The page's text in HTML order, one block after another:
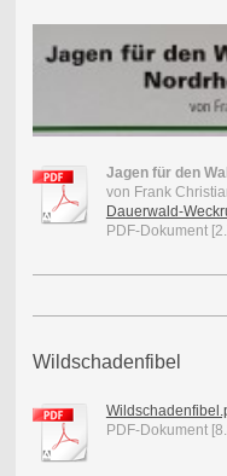
Jagen für den
von Frank
Dauerwald-
PDF-Dokument
Wildschadenfibel
PDF-Dokument